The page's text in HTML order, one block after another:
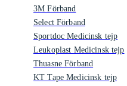
3M Förband
Select Förband
Sportdoc Medicinsk tejp
Leukoplast Medicinsk tejp
Thuasne Förband
KT Tape Medicinsk tejp